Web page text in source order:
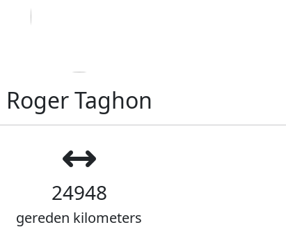
Roger Taghon
24948
gereden kilometers